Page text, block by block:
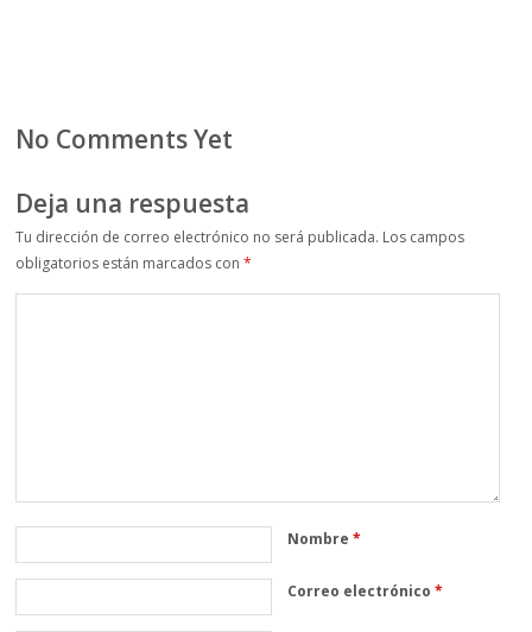
No Comments Yet
Deja una respuesta
Tu dirección de correo electrónico no será publicada. Los campos
obligatorios están marcados con*
Nombre*
Correo electrónico*